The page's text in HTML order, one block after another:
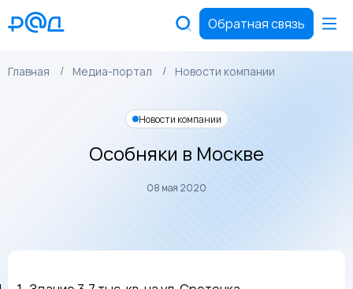
Обратная связь
Главная Медиа-портал Новости компании
Новости компании
Особняки в Москве
08 мая 2020